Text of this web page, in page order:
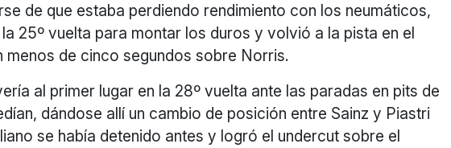
de que estaba perdiendo rendimiento con los neumáticos,
25º vuelta para montar los duros y volvió a la pista en el
menos de cinco segundos sobre Norris.
al primer lugar en la 28º vuelta ante las paradas en pits de
dándose allí un cambio de posición entre Sainz y Piastri
se había detenido antes y logró el undercut sobre el